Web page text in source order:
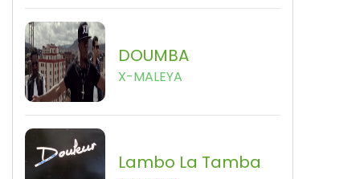
DOUMBA
X-MALEYA
Lambo La Tamba